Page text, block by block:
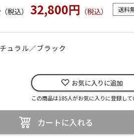
（税込） 32,800円 （税込） 送料
ュラル／ブラック
お気に入りに追加
この商品は185人がお気に入りに登録して
カートに入れる